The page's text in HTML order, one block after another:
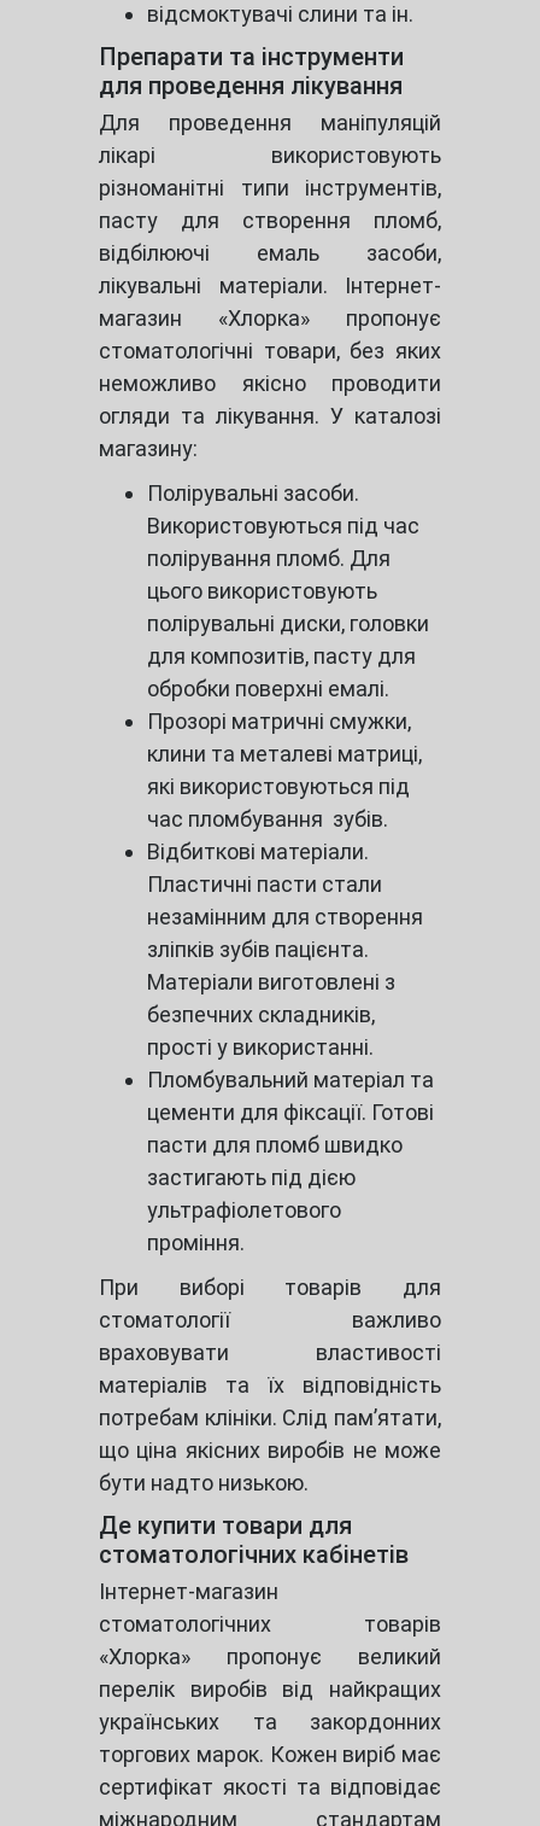
відсмоктувачі слини та ін.
Препарати та інструменти
для проведення лікування
Для проведення маніпуляцій
лікарі використовують
різноманітні типи інструментів,
пасту для створення пломб,
відбілюючі емаль засоби,
лікувальні матеріали. Інтернет-
магазин «Хлорка» пропонує
стоматологічні товари, без яких
неможливо якісно проводити
огляди та лікування. У каталозі
магазину:
Полірувальні засоби.
Використовуються під час
полірування пломб. Для
цього використовують
полірувальні диски, головки
для композитів, пасту для
обробки поверхні емалі.
Прозорі матричні смужки,
клини та металеві матриці,
які використовуються під
час пломбування зубів.
Відбиткові матеріали.
Пластичні пасти стали
незамінним для створення
зліпків зубів пацієнта.
Матеріали виготовлені з
безпечних складників,
прості у використанні.
Пломбувальний матеріал та
цементи для фіксації. Готові
пасти для пломб швидко
застигають під дією
ультрафіолетового
проміння.
При виборі товарів для
стоматології важливо
враховувати властивості
матеріалів та їх відповідність
потребам клініки. Слід пам’ятати,
що ціна якісних виробів не може
бути надто низькою.
Де купити товари для
стоматологічних кабінетів
Інтернет-магазин
стоматологічних товарів
«Хлорка» пропонує великий
перелік виробів від найкращих
українських та закордонних
торгових марок. Кожен виріб має
сертифікат якості та відповідає
міжнародним стандартам